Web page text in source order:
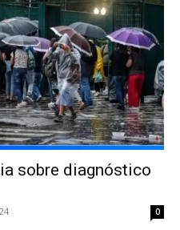
sobre diagnóstico
0